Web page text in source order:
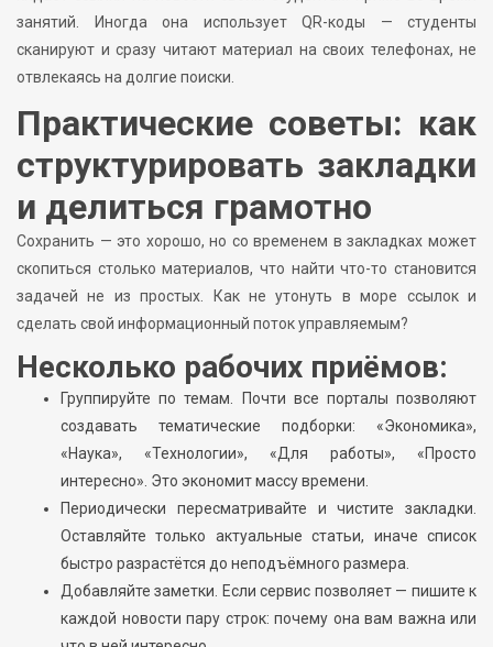
занятий. Иногда она использует QR-коды — студенты
сканируют и сразу читают материал на своих телефонах, не
отвлекаясь на долгие поиски.
Практические советы: как
структурировать закладки
и делиться грамотно
Сохранить — это хорошо, но со временем в закладках может
скопиться столько материалов, что найти что-то становится
задачей не из простых. Как не утонуть в море ссылок и
сделать свой информационный поток управляемым?
Несколько рабочих приёмов:
Группируйте по темам. Почти все порталы позволяют
создавать тематические подборки: «Экономика»,
«Наука», «Технологии», «Для работы», «Просто
интересно». Это экономит массу времени.
Периодически пересматривайте и чистите закладки.
Оставляйте только актуальные статьи, иначе список
быстро разрастётся до неподъёмного размера.
Добавляйте заметки. Если сервис позволяет — пишите к
каждой новости пару строк: почему она вам важна или